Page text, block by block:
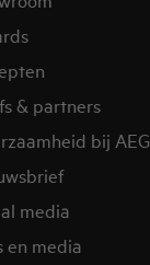
& partners
bij AEG
media
en media